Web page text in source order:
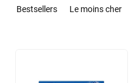
Bestsellers Le moins cher